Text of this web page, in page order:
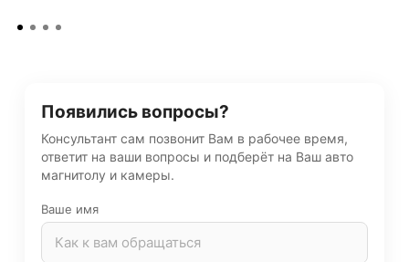
Появились вопросы?
Консультант сам позвонит Вам в рабочее время,
ответит на ваши вопросы и подберёт на Ваш авто
магнитолу и камеры.
Ваше имя